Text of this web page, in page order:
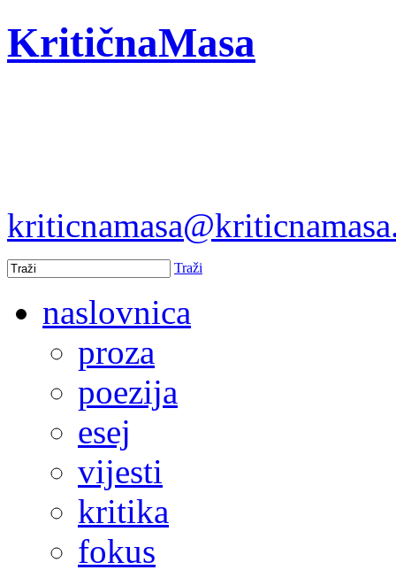
KritičnaMasa
Traži
naslovnica
proza
poezija
esej
vijesti
kritika
fokus